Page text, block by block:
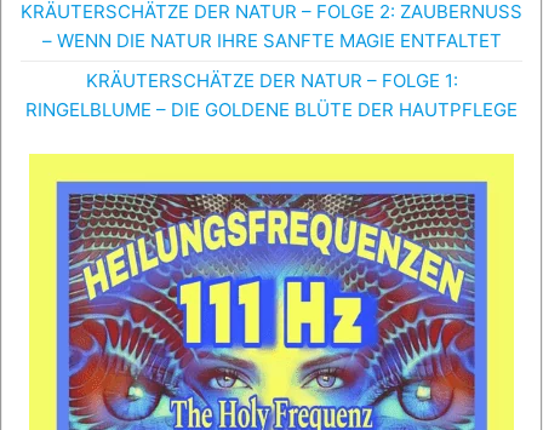
KRÄUTERSCHÄTZE DER NATUR – FOLGE 2: ZAUBERNUSS
– WENN DIE NATUR IHRE SANFTE MAGIE ENTFALTET
KRÄUTERSCHÄTZE DER NATUR – FOLGE 1:
RINGELBLUME – DIE GOLDENE BLÜTE DER HAUTPFLEGE